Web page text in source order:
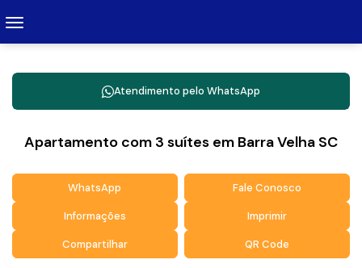
Atendimento pelo WhatsApp
Apartamento com 3 suítes em Barra Velha SC
WhatsApp Fale Conosco
Informações Imprimir
Compartilhar QR Code